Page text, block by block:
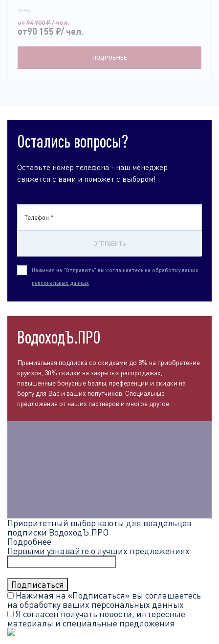
ЦЕНА:
от 94 900₽/ чел.
от90 155 ₽/ чел.
ПОДРОБНЕЕ
Остались вопросы?
Оставьте номер телефона - наш менеджер
свяжется с вами и поможет с выбором!
Телефон *
ОТПРАВИТЬ
Нажимая на "Отправить" вы соглашаетесь на обработку ваших
персональных данных
ВодоходЪ.ПРО
Премиальная подписка со скидками до 8% на приобретение
круизов, 30% скидки на закрытых распродажах,
повышенные бонусные баллы, преференции и скидки на
борту для Вас и ваших попутчиков. Специальные
предложения от наших партнеров и многое другое.
Приоритетный выбор каюты для владельцев
подписки ВодоходЪ.ПРО
Подробнее
Первыми узнавайте о лучших предложениях
Нажимая на «Подписаться» вы соглашаетесь
на обработку ваших персональных данных
Я согласен получать новости, интересные
материалы и специальные предложения